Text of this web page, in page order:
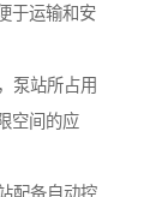
于运输和安
泵站所占用
空间的应